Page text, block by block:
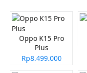
Oppo K15 Pro
Plus
Rp8.499.000